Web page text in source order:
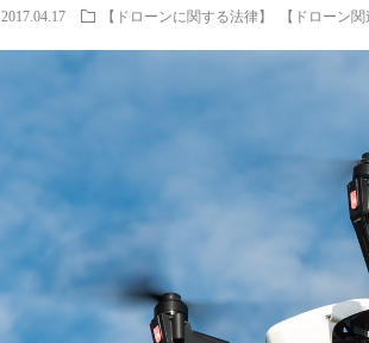
2017.04.17 【ドローンに関する法律】 【ドローン